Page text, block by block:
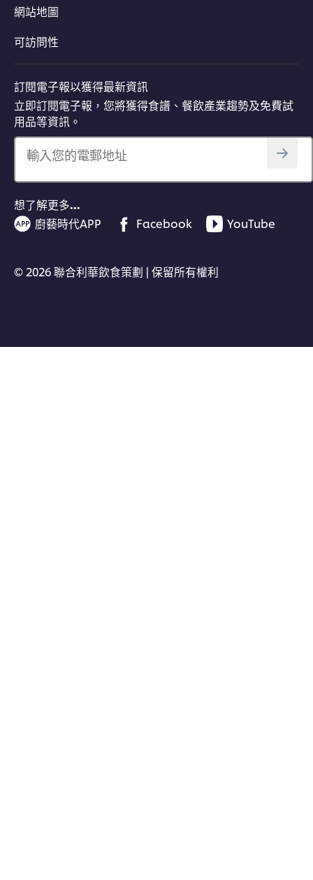
網站地圖
可訪問性
訂閱電子報以獲得最新資訊
立即訂閱電子報，您將獲得食譜、餐飲產業趨勢及免費試
用品等資訊。
輸入您的電郵地址
想了解更多…
廚藝時代APP
Facebook YouTube
© 2026 聯合利華飲食策劃 | 保留所有權利